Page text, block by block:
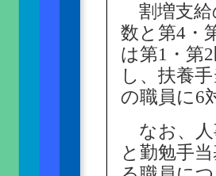
割増支給
数と第4・
は第1・第
し、扶養
の職員に6
なお、人
と勤勉手